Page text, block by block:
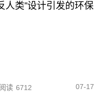
人类”设计引发的环保
阅读 6712 07-17